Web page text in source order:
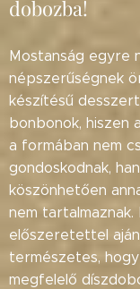
dobozba!
Mostanság egyre
népszerűségnek
készítésű
bonbonok, hiszen
a formában nem
gondoskodnak,
köszönhetően
nem
előszeretettel
természetes,
megfelelő